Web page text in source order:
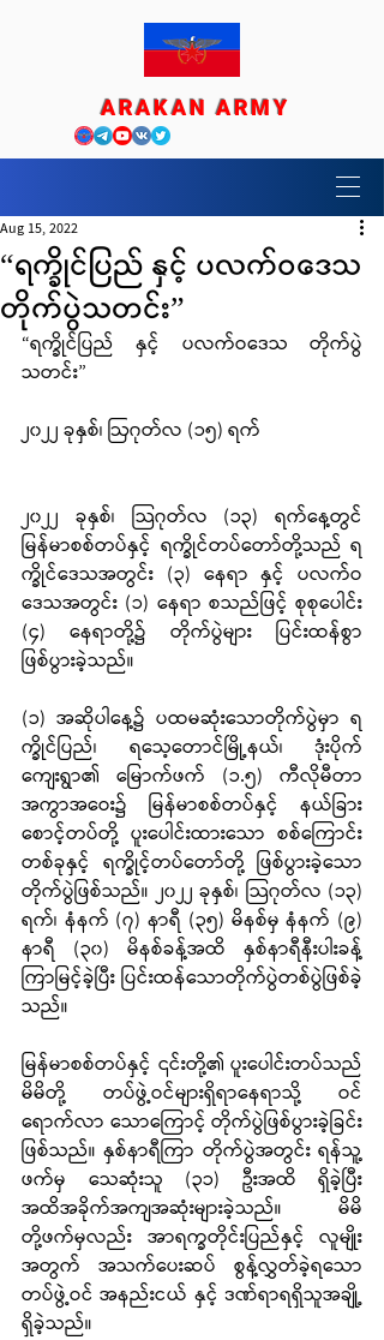
ARAKAN ARMY
“ရက္ခိုင်ပြည် နှင့် ပလက်ဝဒေသ
တိုက်ပွဲသတင်း”
Aug 15, 2022
“ရက္ခိုင်ပြည် နှင့် ပလက်ဝဒေသ တိုက်ပွဲ
သတင်း”
၂၀၂၂ ခုနှစ်၊ ဩဂုတ်လ (၁၅) ရက်
၂၀၂၂ ခုနှစ်၊ သြဂုတ်လ (၁၃) ရက်နေ့တွင်
မြန်မာစစ်တပ်နှင့် ရက္ခိုင်တပ်တော်တို့သည် ရ
က္ခိုင်ဒေသအတွင်း (၃) နေရာ နှင့် ပလက်ဝ
ဒေသအတွင်း (၁) နေရာ စသည်ဖြင့် စုစုပေါင်း
(၄) နေရာတို့၌ တိုက်ပွဲများ ပြင်းထန်စွာ
ဖြစ်ပွားခဲ့သည်။
(၁) အဆိုပါနေ့၌ ပထမဆုံးသောတိုက်ပွဲမှာ ရ
က္ခိုင်ပြည်၊ ရသေ့တောင်မြို့နယ်၊ ဒုံးပိုက်
ကျေးရွာ၏ မြောက်ဖက် (၁.၅) ကီလိုမီတာ
အကွာအဝေး၌ မြန်မာစစ်တပ်နှင့် နယ်ခြား
စောင့်တပ်တို့ ပူးပေါင်းထားသော စစ်ကြောင်း
တစ်ခုနှင့် ရက္ခိုင့်တပ်တော်တို့ ဖြစ်ပွားခဲ့သော
တိုက်ပွဲဖြစ်သည်။ ၂၀၂၂ ခုနှစ်၊ သြဂုတ်လ (၁၃)
ရက်၊ နံနက် (၇) နာရီ (၃၅) မိနစ်မှ နံနက် (၉)
နာရီ (၃၀) မိနစ်ခန့်အထိ နှစ်နာရီနီးပါးခန့်
ကြာမြင့်ခဲ့ပြီး ပြင်းထန်သောတိုက်ပွဲတစ်ပွဲဖြစ်ခဲ့
သည်။
မြန်မာစစ်တပ်နှင့် ၎င်းတို့၏ ပူးပေါင်းတပ်သည်
မိမိတို့ တပ်ဖွဲ့ဝင်များရှိရာနေရာသို့ ဝင်
ရောက်လာ သောကြောင့် တိုက်ပွဲဖြစ်ပွားခဲ့ခြင်း
ဖြစ်သည်။ နှစ်နာရီကြာ တိုက်ပွဲအတွင်း ရန်သူ့
ဖက်မှ သေဆုံးသူ (၃၁) ဦးအထိ ရှိခဲ့ပြီး
အထိအခိုက်အကျအဆုံးများခဲ့သည်။ မိမိ
တို့ဖက်မှလည်း အာရက္ခတိုင်းပြည်နှင့် လူမျိုး
အတွက် အသက်ပေးဆပ် စွန့်လွှတ်ခဲ့ရသော
တပ်ဖွဲ့ဝင် အနည်းငယ် နှင့် ဒဏ်ရာရရှိသူအချို့
ရှိခဲ့သည်။